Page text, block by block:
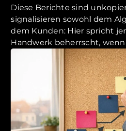
Diese Berichte sind
signalisieren sowohl dem
dem Kunden: Hier spricht
Handwerk beherrscht,